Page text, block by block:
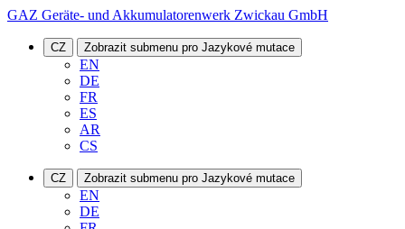
GAZ Geräte- und Akkumulatorenwerk Zwickau GmbH
CZ Zobrazit submenu pro Jazykové mutace
EN
DE
FR
ES
AR
CS
CZ Zobrazit submenu pro Jazykové mutace
EN
DE